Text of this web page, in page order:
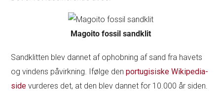
Magoito fossil sandklit
Sandklitten blev dannet af ophobning af sand fra havets
og vindens påvirkning. Ifølge denportugisiske Wikipedia-
side vurderes det, at den blev dannet for 10.000 år siden.